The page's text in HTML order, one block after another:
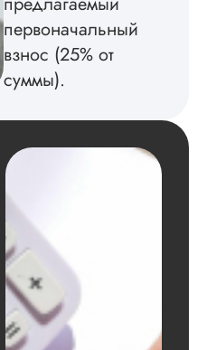
Диссертацию
на совесть: тут и
подобрал
обосновал
методологию
исследования,
первоначальный
взнос (25% от
суммы).